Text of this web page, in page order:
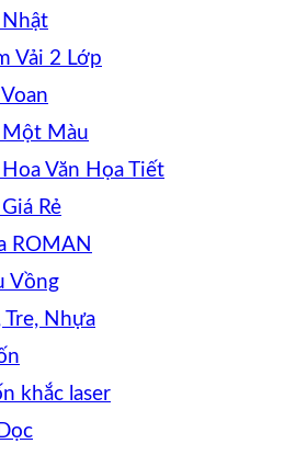
Nhật
Vải 2 Lớp
Một Màu
Hoa Văn Họa Tiết
Rẻ
ROMAN
Vồng
Tre, Nhựa
khắc laser